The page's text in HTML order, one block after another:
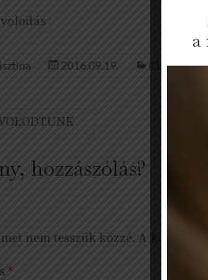
2016.09.19. Cikkek
hozzászólás?
nem tesszük közzé. A kötelező
*
a